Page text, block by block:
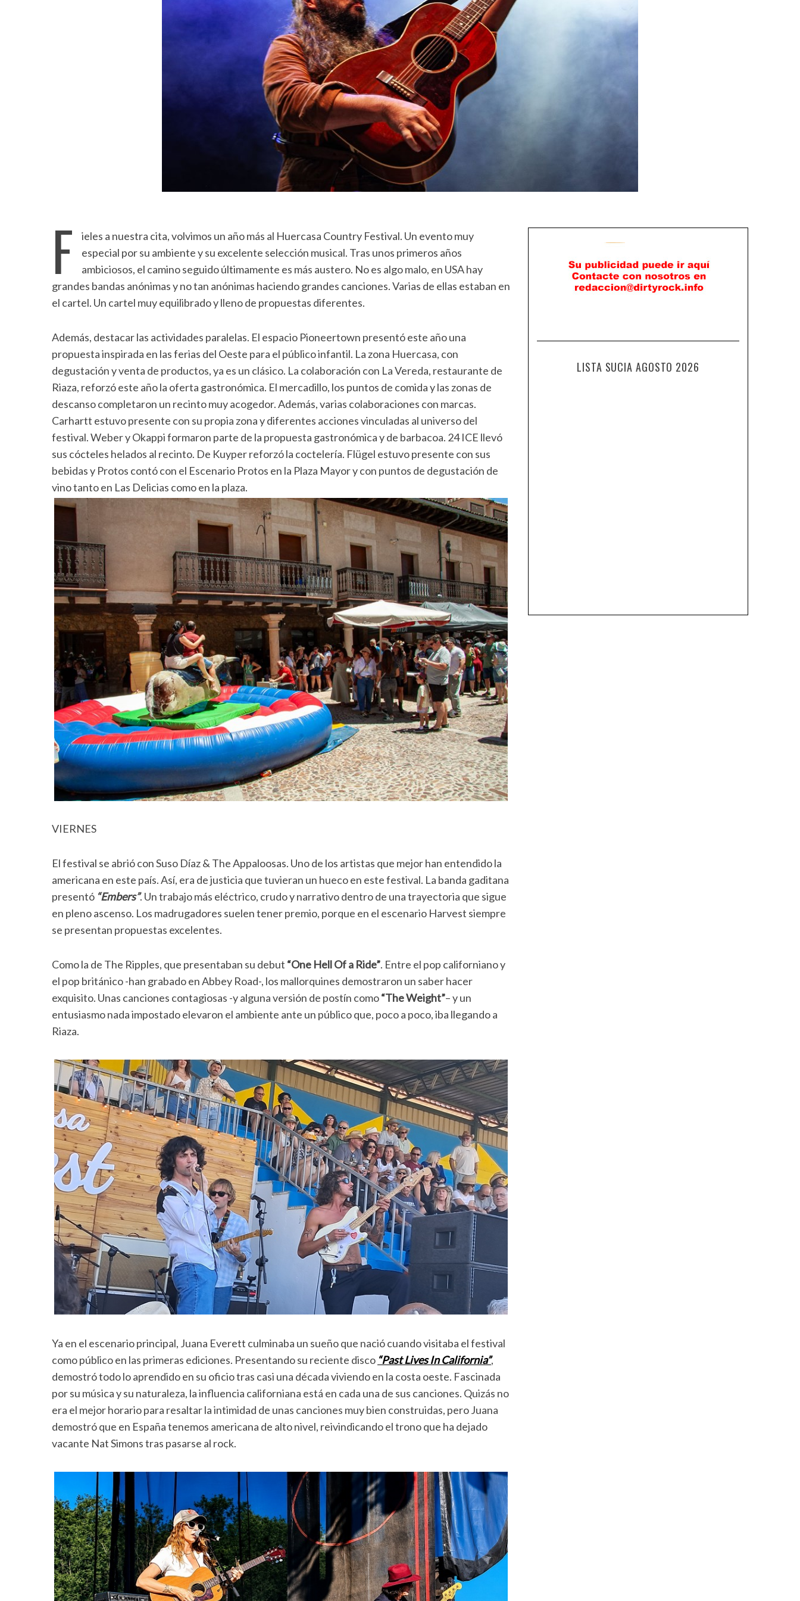
F
ieles a nuestra cita, volvimos un año más al Huercasa Country Festival. Un evento muy
especial por su ambiente y su excelente selección musical. Tras unos primeros años
ambiciosos, el camino seguido últimamente es más austero. No es algo malo, en USA hay
grandes bandas anónimas y no tan anónimas haciendo grandes canciones. Varias de ellas estaban en
el cartel. Un cartel muy equilibrado y lleno de propuestas diferentes.
Además, destacar las actividades paralelas. El espacio Pioneertown presentó este año una
propuesta inspirada en las ferias del Oeste para el público infantil. La zona Huercasa, con
degustación y venta de productos, ya es un clásico. La colaboración con La Vereda, restaurante de
Riaza, reforzó este año la oferta gastronómica. El mercadillo, los puntos de comida y las zonas de
descanso completaron un recinto muy acogedor. Además, varias colaboraciones con marcas.
Carhartt estuvo presente con su propia zona y diferentes acciones vinculadas al universo del
festival. Weber y Okappi formaron parte de la propuesta gastronómica y de barbacoa. 24 ICE llevó
sus cócteles helados al recinto. De Kuyper reforzó la coctelería. Flügel estuvo presente con sus
bebidas y Protos contó con el Escenario Protos en la Plaza Mayor y con puntos de degustación de
vino tanto en Las Delicias como en la plaza.
VIERNES
El festival se abrió con Suso Díaz & The Appaloosas. Uno de los artistas que mejor han entendido la
americana en este país. Así, era de justicia que tuvieran un hueco en este festival. La banda gaditana
presentó “Embers”. Un trabajo más eléctrico, crudo y narrativo dentro de una trayectoria que sigue
en pleno ascenso. Los madrugadores suelen tener premio, porque en el escenario Harvest siempre
se presentan propuestas excelentes.
Como la de The Ripples, que presentaban su debut “One Hell Of a Ride”. Entre el pop californiano y
el pop británico -han grabado en Abbey Road-, los mallorquines demostraron un saber hacer
exquisito. Unas canciones contagiosas -y alguna versión de postín como“The Weight”– y un
entusiasmo nada impostado elevaron el ambiente ante un público que, poco a poco, iba llegando a
Riaza.
Ya en el escenario principal, Juana Everett culminaba un sueño que nació cuando visitaba el festival
como público en las primeras ediciones. Presentando su reciente disco “Past Lives In California”,
demostró todo lo aprendido en su oficio tras casi una década viviendo en la costa oeste. Fascinada
por su música y su naturaleza, la influencia californiana está en cada una de sus canciones. Quizás no
era el mejor horario para resaltar la intimidad de unas canciones muy bien construidas, pero Juana
demostró que en España tenemos americana de alto nivel, reivindicando el trono que ha dejado
vacante Nat Simons tras pasarse al rock.
LISTA SUCIA AGOSTO 2026